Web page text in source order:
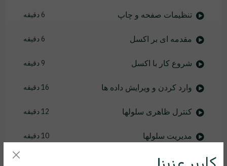
تنظیمات صفحه و چاپ 6 دقیقه
مقدمه ای بر اکسل 6 دقیقه
شروع کار با اکسل 9 دقیقه
وارد کردن و ویرایش داده ها 16 دقیقه
کنترل ظاهری سلولها 12 دقیقه
مدیریت سلولها 10 دقیقه
انواع داده ها در اکسل